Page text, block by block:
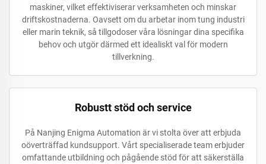
maskiner, vilket effektiviserar verksamheten och minskar
driftskostnaderna. Oavsett om du arbetar inom tung industri
eller marin teknik, så tillgodoser våra lösningar dina specifika
behov och utgör därmed ett idealiskt val för modern
tillverkning.
Robustt stöd och service
På Nanjing Enigma Automation är vi stolta över att erbjuda
oöverträffad kundsupport. Vårt specialiserade team erbjuder
omfattande utbildning och pågående stöd för att säkerställa